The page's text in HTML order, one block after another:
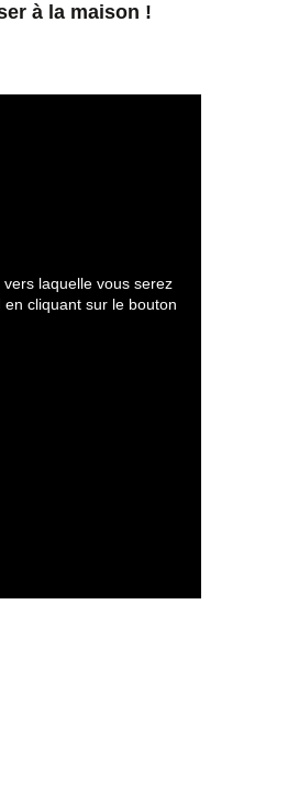
à la maison !
laquelle vous serez
cliquant sur le bouton